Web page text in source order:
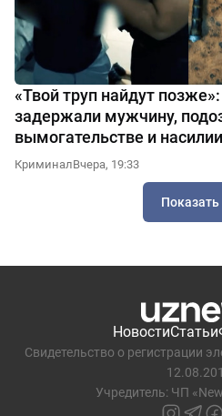
«Твой труп найдут
задержали мужчину,
вымогательстве и
КриминалВчера, 19:33
НовостиСтатьи
Свидетельство о регистрации
Учредитель: ЧП